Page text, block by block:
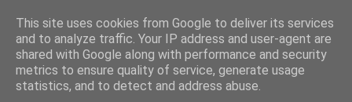
RAFAEL SAIGÍ
Torneado Creativo - La Orotava
This site uses cookies from Google to deliver its services
and to analyze traffic. Your IP address and user-agent are
shared with Google along with performance and security
metrics to ensure quality of service, generate usage
statistics, and to detect and address abuse.